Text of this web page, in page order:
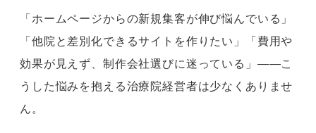
「ホームページからの新規集客が伸び悩んでいる」
「他院と差別化できるサイトを作りたい」「費用や
効果が見えず、制作会社選びに迷っている」——こ
うした悩みを抱える治療院経営者は少なくありませ
ん。